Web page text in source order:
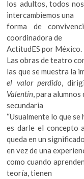
los adultos, todos
intercambiemos una
forma de
coordinadora de
ActitudES por México.
Las obras de teatro
las que se muestra la
el valor perdido,
Valentín, para alumnos
secundaria
“Usualmente lo que se
es darle el concepto
queda en un significado
en vez de una
como cuando
teoría, tienen